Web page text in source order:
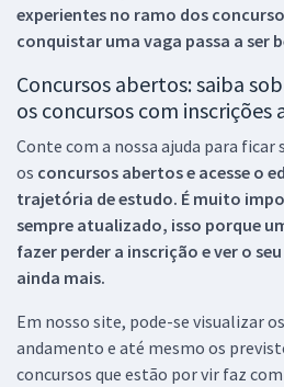
experientes no ramo dos
conquistar uma vaga passa a ser
Concursos abertos: saiba
os concursos com inscrições
Conte com a nossa ajuda para ficar
os concursos abertos e acesse o
trajetória de estudo. É muito
sempre atualizado, isso porque
fazer perder a inscrição e ver o
ainda mais.
Em nosso site, pode-se visualizar
andamento e até mesmo os
concursos que estão por vir faz